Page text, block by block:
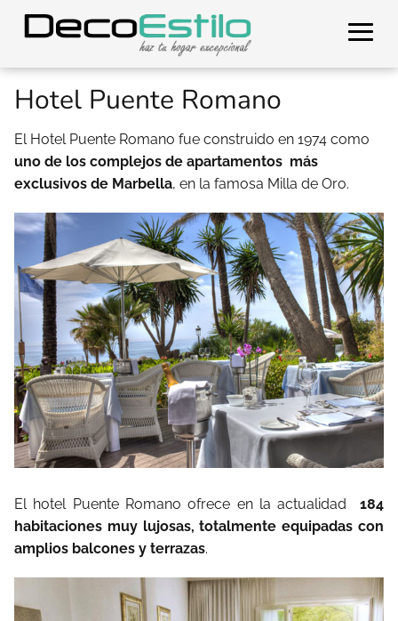
Hotel Puente Romano
El Hotel Puente Romano fue construido en 1974 como
uno de los complejos de apartamentos más
exclusivos de Marbella, en la famosa Milla de Oro.
El hotel Puente Romano ofrece en la actualidad
184
habitaciones muy lujosas, totalmente equipadas con
amplios balcones y terrazas.